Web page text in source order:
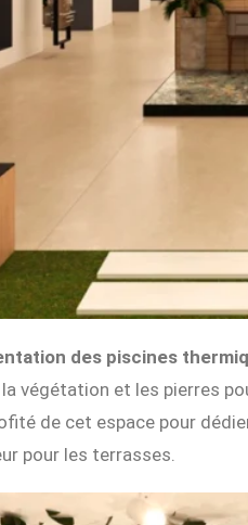
des piscines
végétation et les pierres
de cet espace pour
pour les terrasses.